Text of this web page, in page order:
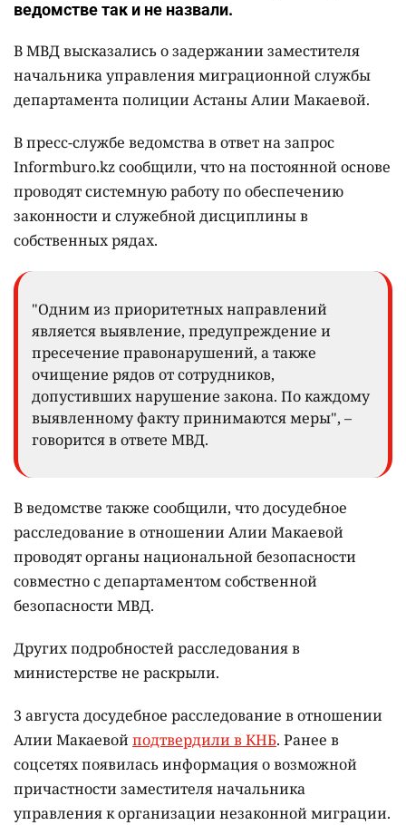
ведомстве так и не назвали.
В МВД высказались о задержании заместителя
начальника управления миграционной службы
департамента полиции Астаны Алии Макаевой.
В пресс-службе ведомства в ответ на запрос
Informburo.kz сообщили, что на постоянной основе
проводят системную работу по обеспечению
законности и служебной дисциплины в
собственных рядах.
"Одним из приоритетных направлений
является выявление, предупреждение и
пресечение правонарушений, а также
очищение рядов от сотрудников,
допустивших нарушение закона. По каждому
выявленному факту принимаются меры", –
говорится в ответе МВД.
В ведомстве также сообщили, что досудебное
расследование в отношении Алии Макаевой
проводят органы национальной безопасности
совместно с департаментом собственной
безопасности МВД.
Других подробностей расследования в
министерстве не раскрыли.
3 августа досудебное расследование в отношении
Алии Макаевойподтвердили в КНБ. Ранее в
соцсетях появилась информация о возможной
причастности заместителя начальника
управления к организации незаконной миграции.